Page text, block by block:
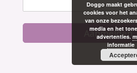
Aanmelden
Doggo maakt
cookies voor het
van onze
media en het
advertenties.
informatie